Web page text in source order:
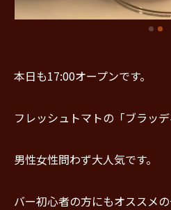
本日も17:00オープンです。
フレッシュトマトの「ブラッデ
男性女性問わず大人気です。
バー初心者の方にもオススメの